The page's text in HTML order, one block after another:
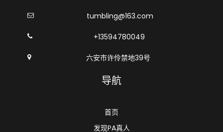
tumbling@163.com
+13594780049
六安市许伶禁地39号
导航
首页
发现PA真人